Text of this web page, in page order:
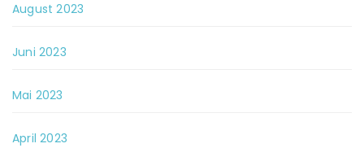
August 2023
Juni 2023
Mai 2023
April 2023